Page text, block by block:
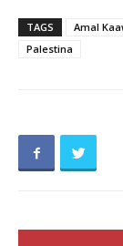
TAGS Amal
Palestina